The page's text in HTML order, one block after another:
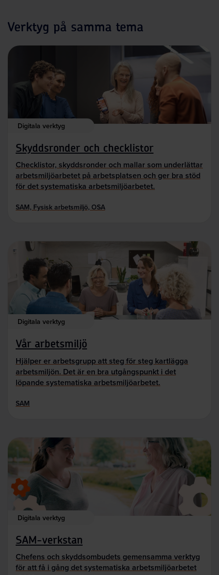
Verktyg på samma tema
Digitala verktyg
Skyddsronder och checklistor
Checklistor, skyddsronder och mallar som underlättar
arbetsmiljöarbetet på arbetsplatsen och ger bra stöd
för det systematiska arbetsmiljöarbetet.
SAM, Fysisk arbetsmiljö, OSA
Digitala verktyg
Vår arbetsmiljö
Hjälper er arbetsgrupp att steg för steg kartlägga
arbetsmiljön. Det är en bra utgångspunkt i det
löpande systematiska arbetsmiljöarbetet.
SAM
Digitala verktyg
SAM-verkstan
Chefens och skyddsombudets gemensamma verktyg
för att få i gång det systematiska arbetsmiljöarbetet